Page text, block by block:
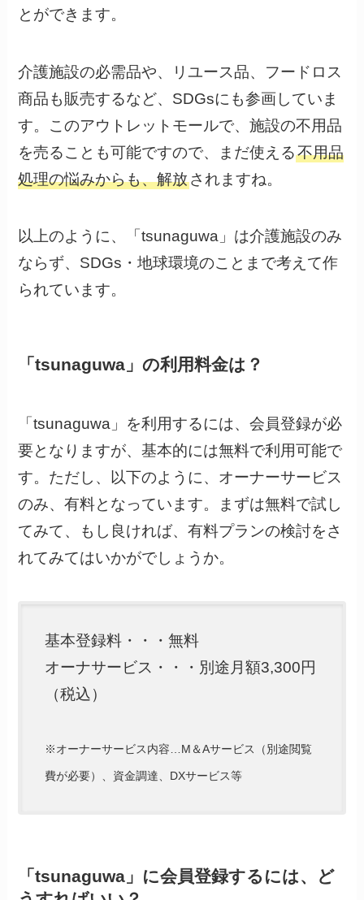
とができます。
介護施設の必需品や、リユース品、フードロス
商品も販売するなど、SDGsにも参画していま
す。このアウトレットモールで、施設の不用品
を売ることも可能ですので、まだ使える不用品
処理の悩みからも、解放されますね。
以上のように、「tsunaguwa」は介護施設のみ
ならず、SDGs・地球環境のことまで考えて作
られています。
「tsunaguwa」の利用料金は？
「tsunaguwa」を利用するには、会員登録が必
要となりますが、基本的には無料で利用可能で
す。ただし、以下のように、オーナーサービス
のみ、有料となっています。まずは無料で試し
てみて、もし良ければ、有料プランの検討をさ
れてみてはいかがでしょうか。
基本登録料・・・無料
オーナサービス・・・別途月額3,300円
（税込）
※オーナーサービス内容…M＆Aサービス（別途閲覧
費が必要）、資金調達、DXサービス等
「tsunaguwa」に会員登録するには、ど